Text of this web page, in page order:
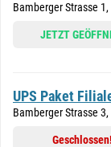
Bamberger Strasse
JETZT
UPS Paket
Bamberger Strasse
Geschlossen!